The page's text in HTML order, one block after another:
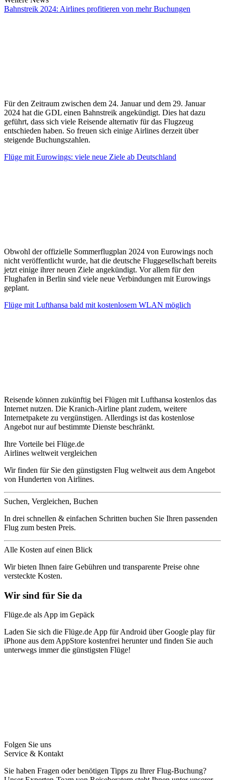
Bahnstreik 2024: Airlines profitieren von mehr Buchungen
Für den Zeitraum zwischen dem 24. Januar und dem 29. Januar
2024 hat die GDL einen Bahnstreik angekündigt. Dies hat dazu
geführt, dass sich viele Reisende alternativ für das Flugzeug
entschieden haben. So freuen sich einige Airlines derzeit über
steigende Buchungszahlen.
Flüge mit Eurowings: viele neue Ziele ab Deutschland
Obwohl der offizielle Sommerflugplan 2024 von Eurowings noch
nicht veröffentlicht wurde, hat die deutsche Fluggesellschaft bereits
jetzt einige ihrer neuen Ziele angekündigt. Vor allem für den
Flughafen in Berlin sind viele neue Verbindungen mit Eurowings
geplant.
Flüge mit Lufthansa bald mit kostenlosem WLAN möglich
Reisende können zukünftig bei Flügen mit Lufthansa kostenlos das
Internet nutzen. Die Kranich-Airline plant zudem, weitere
Internetpakete zu vergünstigen. Allerdings ist das kostenlose
Angebot nur auf bestimmte Dienste beschränkt.
Ihre Vorteile bei Flüge.de
Airlines weltweit vergleichen
Wir finden für Sie den günstigsten Flug weltweit aus dem Angebot
von Hunderten von Airlines.
Suchen, Vergleichen, Buchen
In drei schnellen & einfachen Schritten buchen Sie Ihren passenden
Flug zum besten Preis.
Alle Kosten auf einen Blick
Wir bieten Ihnen faire Gebühren und transparente Preise ohne
versteckte Kosten.
Wir sind für Sie da
Flüge.de als App im Gepäck
Laden Sie sich die Flüge.de App für Android über Google play für
iPhone aus dem AppStore kostenfrei herunter und finden Sie auch
unterwegs immer die günstigsten Flüge!
Folgen Sie uns
Service & Kontakt
Sie haben Fragen oder benötigen Tipps zu Ihrer Flug-Buchung?